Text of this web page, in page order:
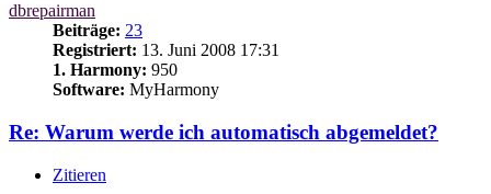
dbrepairman
Beiträge: 23
Registriert: 13. Juni 2008 17:31
1. Harmony: 950
Software: MyHarmony
Re: Warum werde ich automatisch abgemeldet?
Zitieren